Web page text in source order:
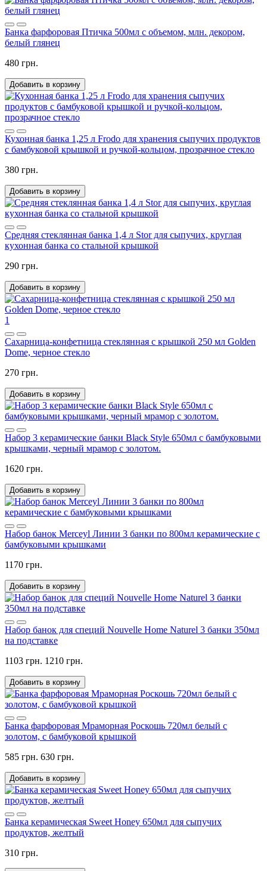
Банка фарфоровая Птичка 500мл с объемом, млн. декором,
белый глянец
480 грн.
Добавить в корзину
Кухонная банка 1,25 л Frodo для хранения сыпучих продуктов
с бамбуковой крышкой и ручкой-кольцом, прозрачное стекло
380 грн.
Добавить в корзину
Средняя стеклянная банка 1,4 л Stor для сыпучих, круглая
кухонная банка со стальной крышкой
290 грн.
Добавить в корзину
1
Cахарница-конфетница стеклянная с крышкой 250 мл Golden
Dome, черное стекло
270 грн.
Добавить в корзину
Набор 3 керамические банки Black Style 650мл с бамбуковыми
крышками, черный мрамор с золотом.
1620 грн.
Добавить в корзину
Набор банок Merceyl Линии 3 банки по 800мл керамические с
бамбуковыми крышками
1170 грн.
Добавить в корзину
Набор банок для специй Nouvelle Home Naturel 3 банки 350мл
на подставке
1103 грн. 1210 грн.
Добавить в корзину
Банка фарфоровая Мраморная Роскошь 720мл белый с
золотом, с бамбуковой крышкой
585 грн. 630 грн.
Добавить в корзину
Банка керамическая Sweet Honey 650мл для сыпучих
продуктов, желтый
310 грн.